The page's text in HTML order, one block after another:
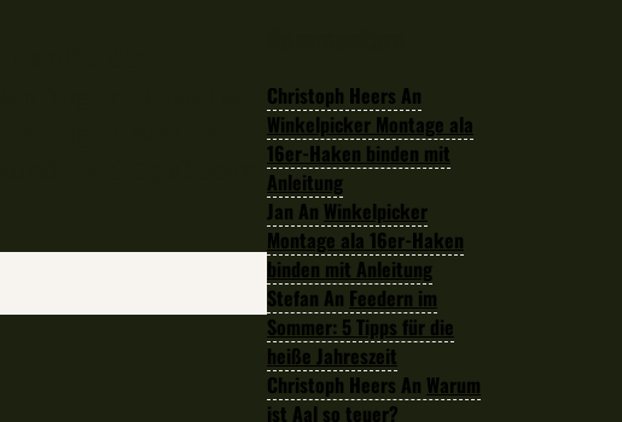
Christoph Heers An
Winkelpicker Montage ala
16er-Haken binden mit
Anleitung
Jan An Winkelpicker
Montage ala 16er-Haken
binden mit Anleitung
Stefan An Feedern im
Sommer: 5 Tipps für die
heiße Jahreszeit
Christoph Heers An Warum
ist Aal so teuer?